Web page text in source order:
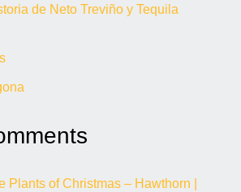
de Neto Treviño y Tequila
Plants of Christmas – Hawthorn |